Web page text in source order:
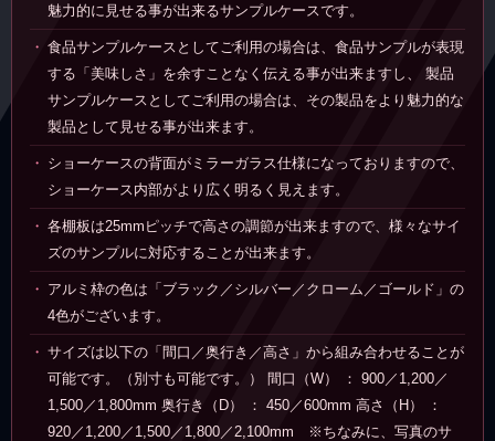
魅力的に見せる事が出来るサンプルケースです。
食品サンプルケースとしてご利用の場合は、食品サンプルが表現
する「美味しさ」を余すことなく伝える事が出来ますし、 製品
サンプルケースとしてご利用の場合は、その製品をより魅力的な
製品として見せる事が出来ます。
ショーケースの背面がミラーガラス仕様になっておりますので、
ショーケース内部がより広く明るく見えます。
各棚板は25mmピッチで高さの調節が出来ますので、様々なサイ
ズのサンプルに対応することが出来ます。
アルミ枠の色は「ブラック／シルバー／クローム／ゴールド」の
4色がございます。
サイズは以下の「間口／奥行き／高さ」から組み合わせることが
可能です。（別寸も可能です。） 間口（W） ： 900／1,200／
1,500／1,800mm 奥行き（D） ： 450／600mm 高さ（H） ：
920／1,200／1,500／1,800／2,100mm ※ちなみに、写真のサ